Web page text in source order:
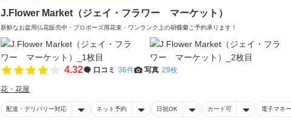
J.Flower Market（ジェイ・フラワー マーケット）
新鮮なお盆用仏花販売中・プロポーズ用花束・ワンランク上の胡蝶蘭ご予約承ります！
4.32 口コミ 36件 写真 29枚
花・花屋
配達・デリバリー対応 ネット予約 日祝OK カード可 電子マネ